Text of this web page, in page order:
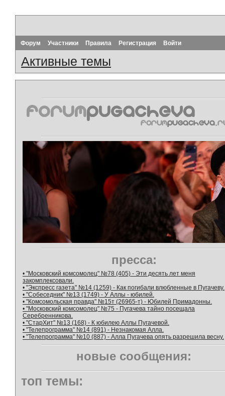
Форум Участники Правила Регистрация Войти
Активные темы
пресса:
• "Московский комсомолец" №78 (405) - Эти десять лет меня
закомплексовали.
• "Экспресс газета" №14 (1259) - Как погибали влюбленные в Пугачеву.
• "Собеседник" №13 (1749) - У Аллы - юбилей.
• "Комсомольская правда" №15т (26965-т) - Юбилей Примадонны.
• "Московский комсомолец" №75 - Пугачева тайно посещала
Серебренникова.
• "СтарХит" №13 (168) - К юбилею Аллы Пугачевой.
• "Телепрограмма" №14 (891) - Незнакомая Алла.
• "Телепрограмма" №10 (887) - Алла Пугачева опять разрешила весну.
новые сообщения:
топ темы: